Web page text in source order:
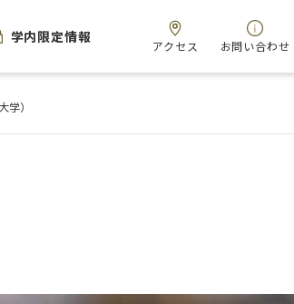
学内限定情報
アクセス お問い合わせ
学）